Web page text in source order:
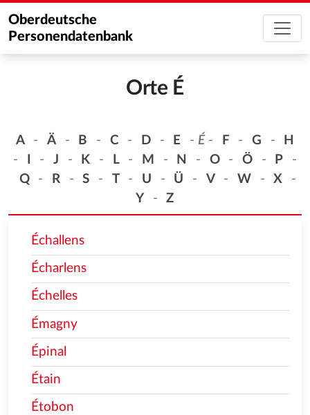
Oberdeutsche
Personendatenbank
Orte É
A - Ä - B - C - D - E - É- F - G -
H
-
- J - K - L - M - N - O - Ö - P
-
Q
- R - S - T - U - Ü - V - W - X
-
Y
- Z
Échallens
Écharlens
Échelles
Émagny
Épinal
Étain
Étobon